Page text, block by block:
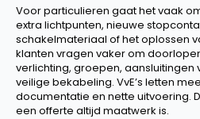
Voor particulieren gaat het vaak
extra lichtpunten, nieuwe
schakelmateriaal of het oplossen
klanten vragen vaker om
verlichting, groepen, aansluitingen
veilige bekabeling. VvE’s letten
documentatie en nette uitvoering.
een offerte altijd maatwerk is.